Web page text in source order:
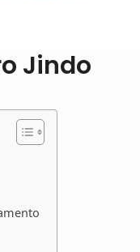
Jindo